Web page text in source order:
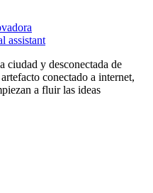
assistant
ciudad y desconectada de
conectado a internet,
a fluir las ideas